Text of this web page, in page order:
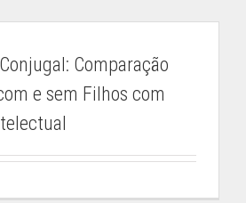
Comparação
e sem Filhos com